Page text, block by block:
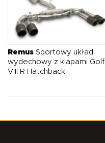
O NAS
Remus Sportowy układ
wydechowy z klapami Golf
VIII R Hatchback